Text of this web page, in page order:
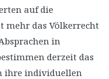
auf die
mehr das Völkerrecht
in
derzeit das
ihre individuellen